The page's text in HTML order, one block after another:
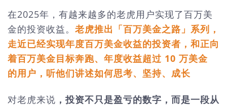
在2025年，有越来越多的老虎用户实现了百万美
金的投资收益。 老虎推出「百万美金之路」系列，
走近已经实现年度百万美金收益的投资者，和正向
着百万美金目标奔跑、年度收益超过 10 万美金
的用户，听他们讲述如何思考、坚持、成长
对老虎来说 ，投资不只是盈亏的数字，而是一段从